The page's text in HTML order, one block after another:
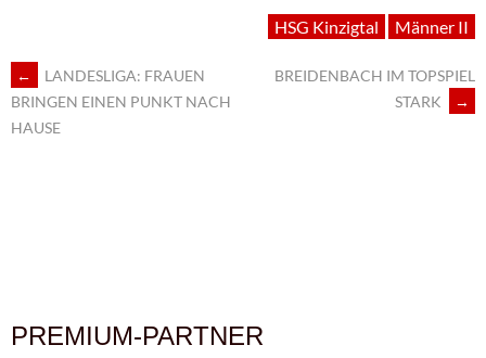
HSG Kinzigtal Männer II
ARTIKEL-
NAVIGATION
←
LANDESLIGA: FRAUEN
BRINGEN EINEN PUNKT NACH
HAUSE
BREIDENBACH IM TOPSPIEL
STARK
→
PREMIUM-PARTNER